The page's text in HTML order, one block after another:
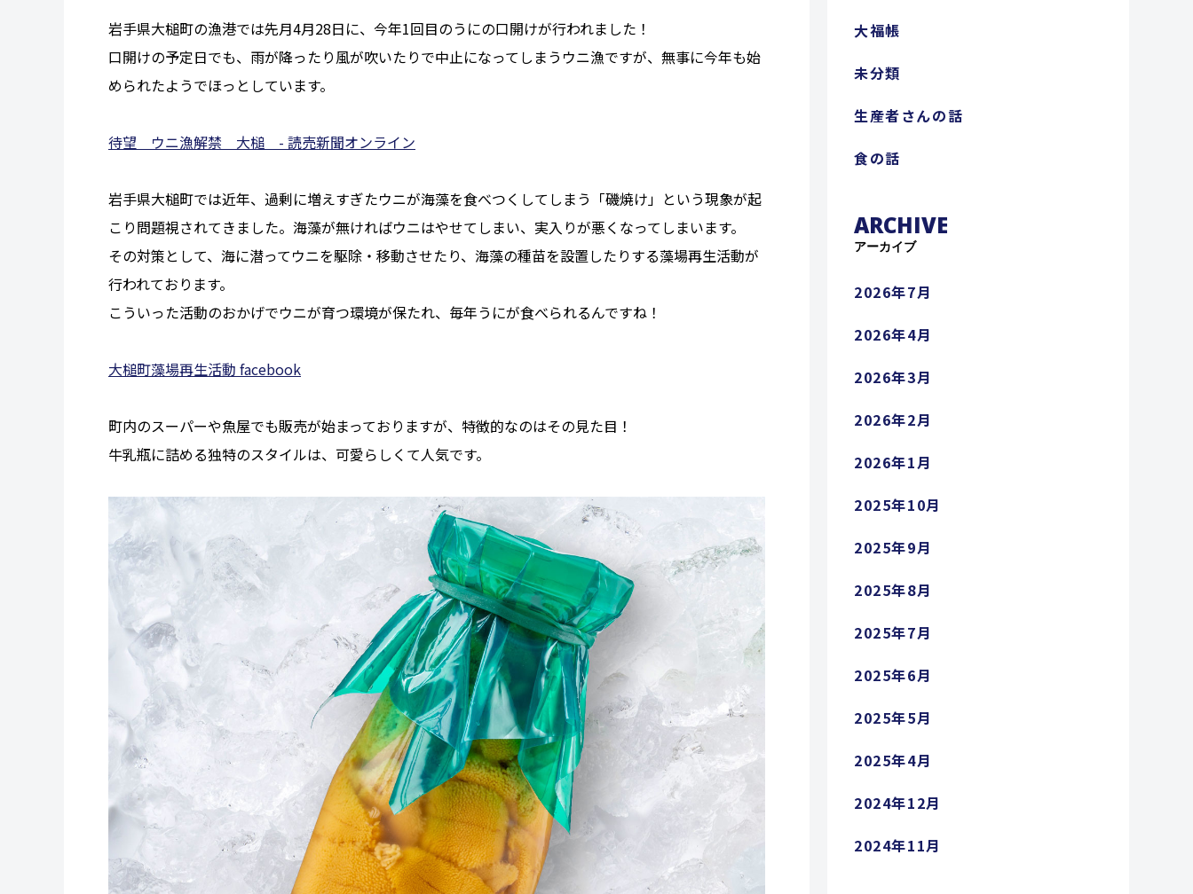
岩手県大槌町の漁港では先月4月28日に、今年1回目のうにの口開けが行われました！
口開けの予定日でも、雨が降ったり風が吹いたりで中止になってしまうウニ漁ですが、無事に今年も始
められたようでほっとしています。
待望 ウニ漁解禁 大槌 - 読売新聞オンライン
岩手県大槌町では近年、過剰に増えすぎたウニが海藻を食べつくしてしまう「磯焼け」という現象が起
こり問題視されてきました。海藻が無ければウニはやせてしまい、実入りが悪くなってしまいます。
その対策として、海に潜ってウニを駆除・移動させたり、海藻の種苗を設置したりする藻場再生活動が
行われております。
こういった活動のおかげでウニが育つ環境が保たれ、毎年うにが食べられるんですね！
大槌町藻場再生活動 facebook
町内のスーパーや魚屋でも販売が始まっておりますが、特徴的なのはその見た目！
牛乳瓶に詰める独特のスタイルは、可愛らしくて人気です。
大福帳
未分類
生産者さんの話
食の話
ARCHIVE
アーカイブ
2026年7月
2026年4月
2026年3月
2026年2月
2026年1月
2025年10月
2025年9月
2025年8月
2025年7月
2025年6月
2025年5月
2025年4月
2024年12月
2024年11月